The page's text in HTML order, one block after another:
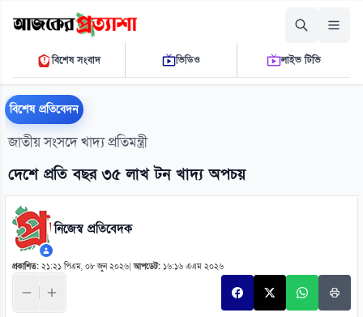
রোববার, ০৯ আগস্ট ২০২৬
০৮ ১৬ ৫৩ পি.এম.THE DAILY AJKER PROTTASHA
বিশেষ সংবাদ ভিডিও লাইভ টিভি
বিশেষ প্রতিবেদন
জাতীয় সংসদে খাদ্য প্রতিমন্ত্রী
দেশে প্রতি বছর ৩৫ লাখ টন খাদ্য অপচয়
নিজেস্ব প্রতিবেদক
প্রকাশিত: ২১:২১ পিএম, ০৮ জুন ২০২৬ |আপডেট: ১৬:১৬ এএম ২০২৬